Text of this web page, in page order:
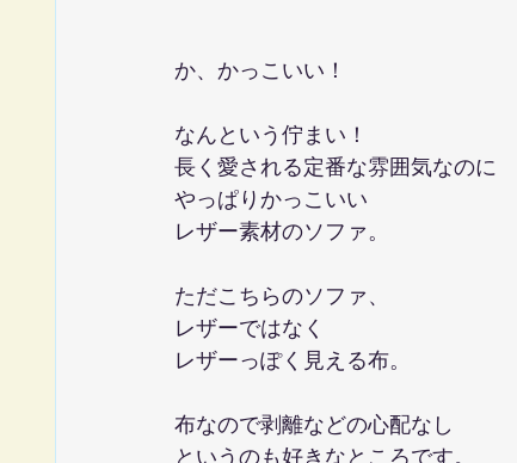
か、かっこいい！
なんという佇まい！
長く愛される定番な雰囲気なのに
やっぱりかっこいい
レザー素材のソファ。
ただこちらのソファ、
レザーではなく
レザーっぽく見える布。
布なので剥離などの心配なし
というのも好きなところです。